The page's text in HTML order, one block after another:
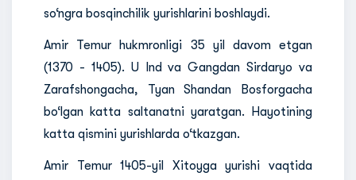
so‘ngra bosqinchilik yurishlarini boshlaydi.
Amir Temur hukmronligi 35 yil davom etgan
(1370 - 1405). U Ind va Gangdan Sirdaryo va
Zarafshongacha, Tyan Shandan Bosforgacha
bo‘lgan katta saltanatni yaratgan. Hayotining
katta qismini yurishlarda o‘tkazgan.
Amir Temur 1405-yil Xitoyga yurishi vaqtida